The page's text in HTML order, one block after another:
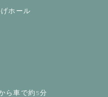
ホール
ら車で約5分